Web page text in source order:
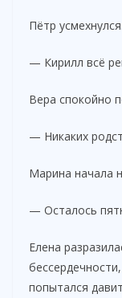
Пётр усмехнулся.
— Кирилл всё
Вера спокойно
— Никаких
Марина начала
— Осталось
Елена
попытался